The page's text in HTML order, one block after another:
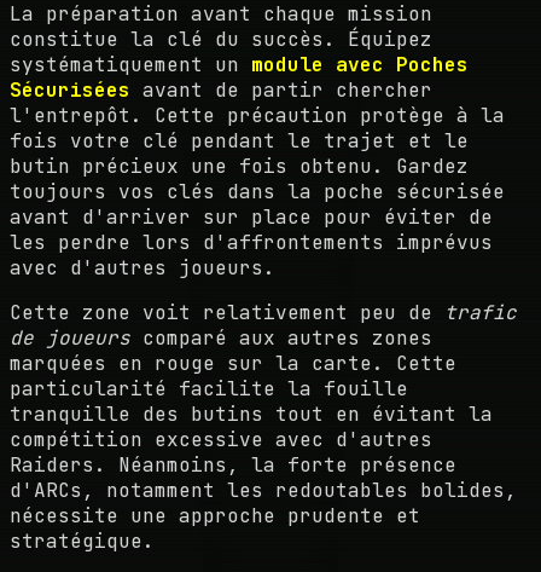
La préparation avant chaque mission
constitue la clé du succès. Équipez
systématiquement un module avec Poches
Sécurisées avant de partir chercher
l'entrepôt. Cette précaution protège à la
fois votre clé pendant le trajet et le
butin précieux une fois obtenu. Gardez
toujours vos clés dans la poche sécurisée
avant d'arriver sur place pour éviter de
les perdre lors d'affrontements imprévus
avec d'autres joueurs.
Cette zone voit relativement peu de
trafic
de joueurs comparé aux autres zones
marquées en rouge sur la carte. Cette
particularité facilite la fouille
tranquille des butins tout en évitant la
compétition excessive avec d'autres
Raiders. Néanmoins, la forte présence
d'ARCs, notamment les redoutables bolides,
nécessite une approche prudente et
stratégique.